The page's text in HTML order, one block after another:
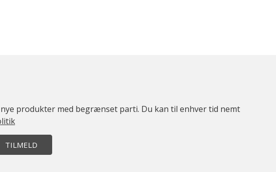
produkter med begrænset parti. Du kan til enhver tid nemt
TILMELD